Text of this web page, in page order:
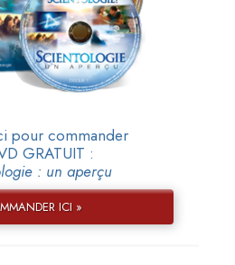
pour commander
GRATUIT :
: un aperçu
ICI »